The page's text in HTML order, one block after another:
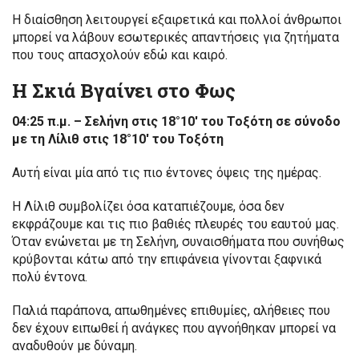
Η διαίσθηση λειτουργεί εξαιρετικά και πολλοί άνθρωποι
μπορεί να λάβουν εσωτερικές απαντήσεις για ζητήματα
που τους απασχολούν εδώ και καιρό.
Η Σκιά Βγαίνει στο Φως
04:25 π.μ. – Σελήνη στις 18°10′ του Τοξότη σε σύνοδο
με τη Λίλιθ στις 18°10′ του Τοξότη
Αυτή είναι μία από τις πιο έντονες όψεις της ημέρας.
Η Λίλιθ συμβολίζει όσα καταπιέζουμε, όσα δεν
εκφράζουμε και τις πιο βαθιές πλευρές του εαυτού μας.
Όταν ενώνεται με τη Σελήνη, συναισθήματα που συνήθως
κρύβονται κάτω από την επιφάνεια γίνονται ξαφνικά
πολύ έντονα.
Παλιά παράπονα, απωθημένες επιθυμίες, αλήθειες που
δεν έχουν ειπωθεί ή ανάγκες που αγνοήθηκαν μπορεί να
αναδυθούν με δύναμη.